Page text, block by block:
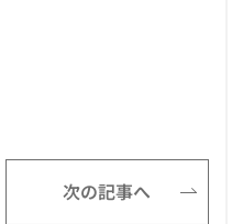
次の記事へ